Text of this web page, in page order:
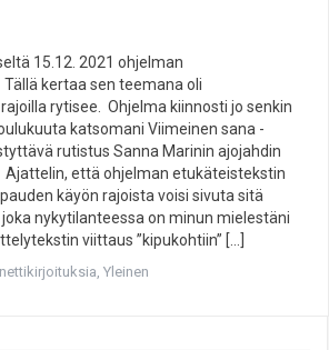
15.12. 2021 ohjelman
kertaa sen teemana oli
rytisee. Ohjelma kiinnosti jo senkin
katsomani Viimeinen sana -
rutistus Sanna Marinin ajojahdin
Ajattelin, että ohjelman etukäteistekstin
käyön rajoista voisi sivuta sitä
nykytilanteessa on minun mielestäni
viittaus ”kipukohtiin” […]
, Yleinen